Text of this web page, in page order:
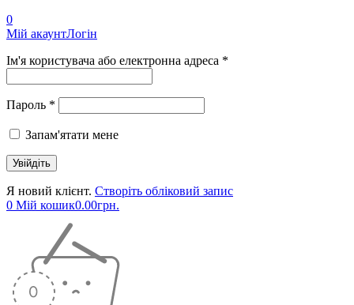
0
Мій акаунтЛогін
Ім'я користувача або електронна адреса *
Пароль *
Запам'ятати мене
Я новий клієнт. Створіть обліковий запис
0 Мій кошик0.00грн.